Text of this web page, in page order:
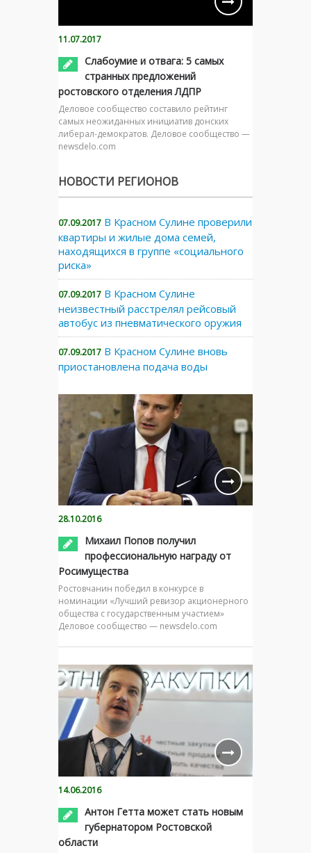
11.07.2017
Слабоумие и отвага: 5 самых
странных предложений
ростовского отделения ЛДПР
Деловое сообщество составило рейтинг
самых неожиданных инициатив донских
либерал-демократов. Деловое сообщество —
newsdelo.com
НОВОСТИ РЕГИОНОВ
07.09.2017 В Красном Сулине проверили
квартиры и жилые дома семей,
находящихся в группе «социального
риска»
07.09.2017 В Красном Сулине
неизвестный расстрелял рейсовый
автобус из пневматического оружия
07.09.2017 В Красном Сулине вновь
приостановлена подача воды
28.10.2016
Михаил Попов получил
профессиональную награду от
Росимущества
Ростовчанин победил в конкурсе в
номинации «Лучший ревизор акционерного
общества с государственным участием»
Деловое сообщество — newsdelo.com
14.06.2016
Антон Гетта может стать новым
губернатором Ростовской
области